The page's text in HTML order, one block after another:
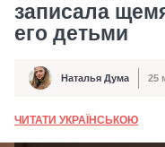
записала
его детьми
Автор Наталья Дума
Дата публикации 25
ЧИТАТИ УКРАЇНСЬКОЮ